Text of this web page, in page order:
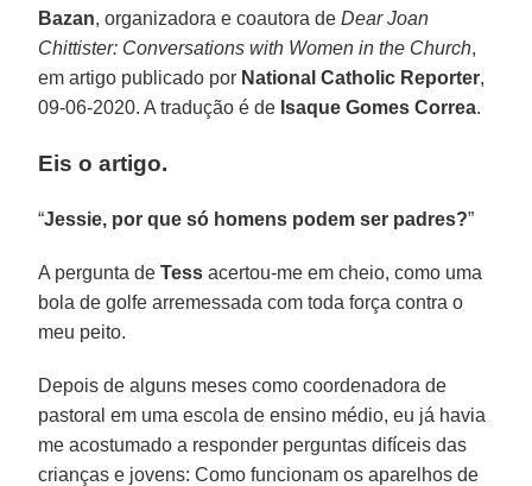
Bazan, organizadora e coautora deDear Joan
Chittister: Conversations with Women in the Church,
em artigo publicado por National Catholic Reporter,
09-06-2020. A tradução é de Isaque Gomes Correa.
Eis o artigo.
“Jessie, por que só homens podem ser padres?”
A pergunta deTess acertou-me em cheio, como uma
bola de golfe arremessada com toda força contra o
meu peito.
Depois de alguns meses como coordenadora de
pastoral em uma escola de ensino médio, eu já havia
me acostumado a responder perguntas difíceis das
crianças e jovens: Como funcionam os aparelhos de